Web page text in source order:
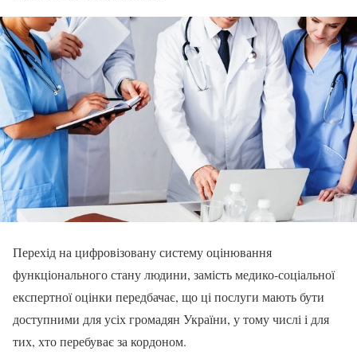
Перехід на цифровізовану систему оцінювання
функціонального стану людини, замість медико-соціальної
експертної оцінки передбачає, що ці послуги мають бути
доступними для усіх громадян України, у тому числі і для
тих, хто перебуває за кордоном.